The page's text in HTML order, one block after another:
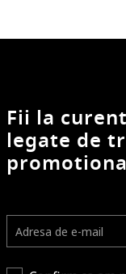
Fii la
legate de